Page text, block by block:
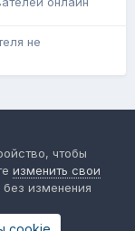
не
чтобы
изменить свои
изменения